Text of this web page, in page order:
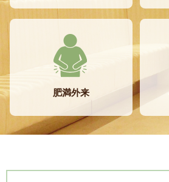
肥満外来